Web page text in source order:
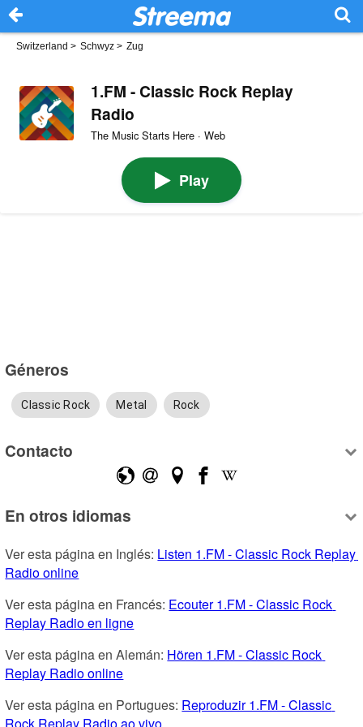
Switzerland > Schwyz > Zug
1.FM - Classic Rock Replay
Radio
The Music Starts Here · Web
Play
Géneros
Classic Rock Metal Rock
Contacto
En otros idiomas
Ver esta página en Inglés: Listen 1.FM - Classic Rock Replay
Radio online
Ver esta página en Francés: Ecouter 1.FM - Classic Rock
Replay Radio en ligne
Ver esta página en Alemán: Hören 1.FM - Classic Rock
Replay Radio online
Ver esta página en Portugues: Reproduzir 1.FM - Classic
Rock Replay Radio ao vivo